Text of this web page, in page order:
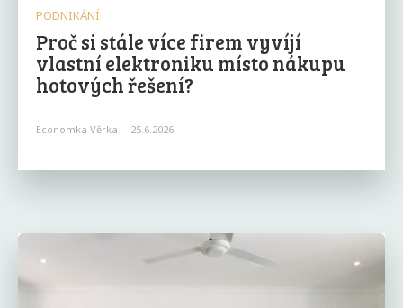
PODNIKÁNÍ
Proč si stále více firem vyvíjí
vlastní elektroniku místo nákupu
hotových řešení?
Economka Věrka - 25.6.2026